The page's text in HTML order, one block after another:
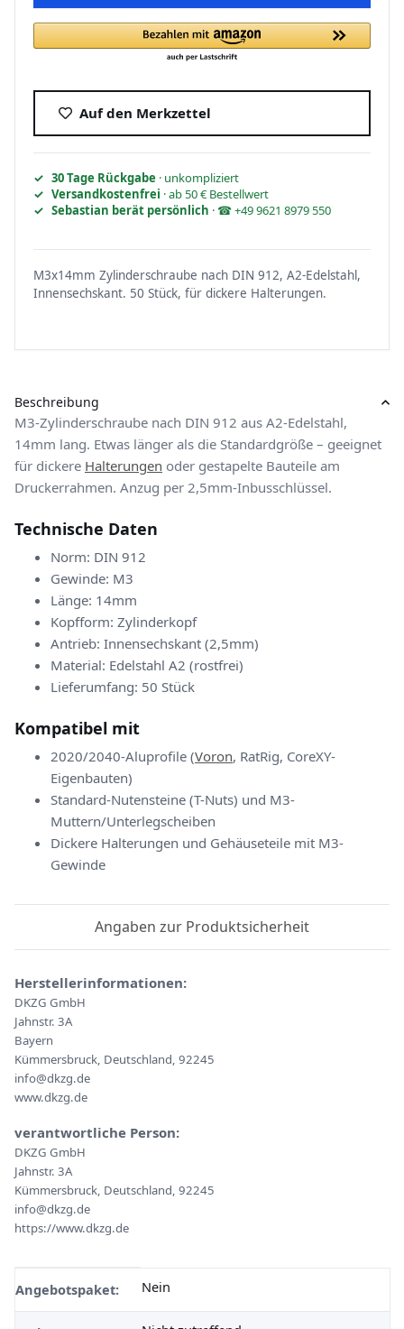
Auf den Merkzettel
30 Tage Rückgabe · unkompliziert
Versandkostenfrei · ab 50 € Bestellwert
Sebastian berät persönlich · ☎ +49 9621 8979 550
M3x14mm Zylinderschraube nach DIN 912, A2-Edelstahl,
Innensechskant. 50 Stück, für dickere Halterungen.
Beschreibung
M3-Zylinderschraube nach DIN 912 aus A2-Edelstahl,
14mm lang. Etwas länger als die Standardgröße – geeignet
für dickere Halterungen oder gestapelte Bauteile am
Druckerrahmen. Anzug per 2,5mm-Inbusschlüssel.
Technische Daten
Norm: DIN 912
Gewinde: M3
Länge: 14mm
Kopfform: Zylinderkopf
Antrieb: Innensechskant (2,5mm)
Material: Edelstahl A2 (rostfrei)
Lieferumfang: 50 Stück
Kompatibel mit
2020/2040-Aluprofile (Voron, RatRig, CoreXY-
Eigenbauten)
Standard-Nutensteine (T-Nuts) und M3-
Muttern/Unterlegscheiben
Dickere Halterungen und Gehäuseteile mit M3-
Gewinde
Angaben zur Produktsicherheit
Herstellerinformationen:
DKZG GmbH
Jahnstr. 3A
Bayern
Kümmersbruck, Deutschland, 92245
info@dkzg.de
www.dkzg.de
verantwortliche Person:
DKZG GmbH
Jahnstr. 3A
Kümmersbruck, Deutschland, 92245
info@dkzg.de
https://www.dkzg.de
Produkteigenschaft
Wert
Angebotspaket: Nein